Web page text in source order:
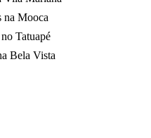
na Mooca
Tatuapé
Bela Vista